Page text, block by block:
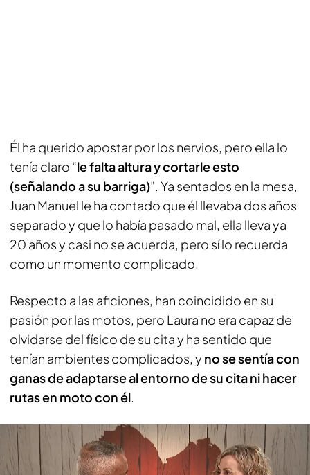
Él ha querido apostar por los nervios, pero ella lo
tenía claro “le falta altura y cortarle esto
(señalando a su barriga)”. Ya sentados en la mesa,
Juan Manuel le ha contado que él llevaba dos años
separado y que lo había pasado mal, ella lleva ya
20 años y casi no se acuerda, pero sí lo recuerda
como un momento complicado.
Respecto a las aficiones, han coincidido en su
pasión por las motos, pero Laura no era capaz de
olvidarse del físico de su cita y ha sentido que
tenían ambientes complicados, y no se sentía con
ganas de adaptarse al entorno de su cita ni hacer
rutas en moto con él.